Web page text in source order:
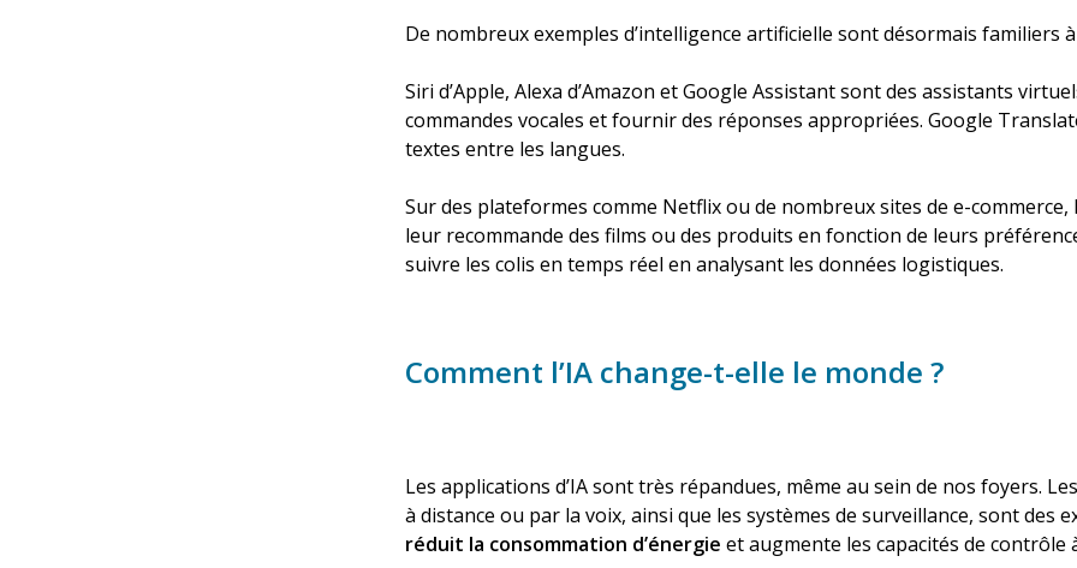
De nombreux exemples d’intelligence artificielle sont désormais familiers
Siri d’Apple, Alexa d’Amazon et Google Assistant sont des assistants
commandes vocales et fournir des réponses appropriées. Google
textes entre les langues.
Sur des plateformes comme Netflix ou de nombreux sites de e-
leur recommande des films ou des produits en fonction de leurs
suivre les colis en temps réel en analysant les données logistiques.
Comment l’IA change-t-elle le monde ?
Les applications d’IA sont très répandues, même au sein de nos foyers.
à distance ou par la voix, ainsi que les systèmes de surveillance, sont des
réduit la consommation d’énergie et augmente les capacités de contrôle